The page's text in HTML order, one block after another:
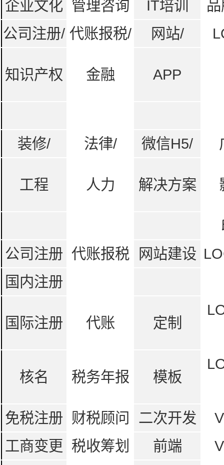
企业文化 管理咨询 IT培训
公司注册/ 代账报税/ 网站/
知识产权 金融 APP
装修/ 法律/ 微信H5/
工程 人力 解决方案
公司注册 代账报税 网站建设
国内注册
国际注册 代账 定制
核名 税务年报 模板
免税注册 财税顾问 二次开发
工商变更
税收筹划 前端